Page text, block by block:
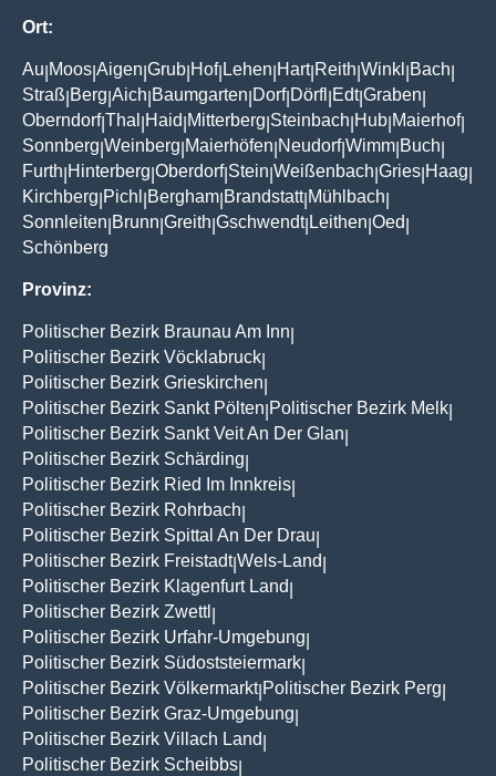
Ort:
Au Moos Aigen Grub Hof| Lehen Hart| Reith Winkl Bach
Straß Berg Aich Baumgarten Dorf| Dörfl Edt|Graben
Oberndorf|Thal Haid Mitterberg Steinbach Hub Maierhof|
Sonnberg Weinberg Maierhöfen Neudorf|Wimm Buch
Furth Hinterberg Oberdorf| Stein Weißenbach Gries Haag
Kirchberg Pichl Bergham Brandstatt| Mühlbach
Sonnleiten Brunn Greith Gschwendt| Leithen Oed
Schönberg
Provinz:
Politischer Bezirk Braunau Am Inn
Politischer Bezirk Vöcklabruck
Politischer Bezirk Grieskirchen
Politischer Bezirk Sankt Pölten Politischer Bezirk Melk
Politischer Bezirk Sankt Veit An Der Glan
Politischer Bezirk Schärding
Politischer Bezirk Ried Im Innkreis
Politischer Bezirk Rohrbach
Politischer Bezirk Spittal An Der Drau
Politischer Bezirk Freistadt|Wels-Land
Politischer Bezirk Klagenfurt Land
Politischer Bezirk Zwettl
Politischer Bezirk Urfahr-Umgebung
Politischer Bezirk Südoststeiermark
Politischer Bezirk Völkermarkt| Politischer Bezirk Perg
Politischer Bezirk Graz-Umgebung
Politischer Bezirk Villach Land
Politischer Bezirk Scheibbs